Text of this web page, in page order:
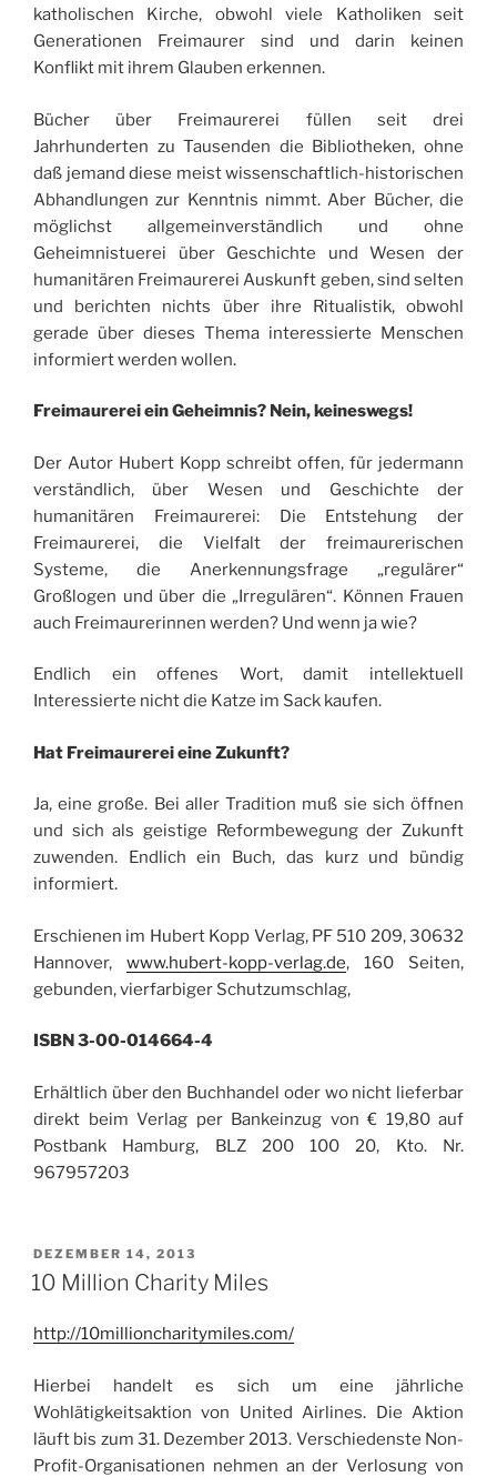
katholischen Kirche, obwohl viele Katholiken seit
Generationen Freimaurer sind und darin keinen
Konflikt mit ihrem Glauben erkennen.
Bücher über Freimaurerei füllen seit drei
Jahrhunderten zu Tausenden die Bibliotheken, ohne
daß jemand diese meist wissenschaftlich-historischen
Abhandlungen zur Kenntnis nimmt. Aber Bücher, die
möglichst allgemeinverständlich und ohne
Geheimnistuerei über Geschichte und Wesen der
humanitären Freimaurerei Auskunft geben, sind selten
und berichten nichts über ihre Ritualistik, obwohl
gerade über dieses Thema interessierte Menschen
informiert werden wollen.
Freimaurerei ein Geheimnis? Nein, keineswegs!
Der Autor Hubert Kopp schreibt offen, für jedermann
verständlich, über Wesen und Geschichte der
humanitären Freimaurerei: Die Entstehung der
Freimaurerei, die Vielfalt der freimaurerischen
Systeme, die Anerkennungsfrage „regulärer“
Großlogen und über die „Irregulären“. Können Frauen
auch Freimaurerinnen werden? Und wenn ja wie?
Endlich ein offenes Wort, damit intellektuell
Interessierte nicht die Katze im Sack kaufen.
Hat Freimaurerei eine Zukunft?
Ja, eine große. Bei aller Tradition muß sie sich öffnen
und sich als geistige Reformbewegung der Zukunft
zuwenden. Endlich ein Buch, das kurz und bündig
informiert.
Erschienen im Hubert Kopp Verlag, PF 510 209, 30632
Hannover, www.hubert-kopp-verlag.de, 160 Seiten,
gebunden, vierfarbiger Schutzumschlag,
ISBN 3-00-014664-4
Erhältlich über den Buchhandel oder wo nicht lieferbar
direkt beim Verlag per Bankeinzug von € 19,80 auf
Postbank Hamburg, BLZ 200 100 20, Kto. Nr.
967957203
VERÖFFENTLICHT
AM
DEZEMBER 14, 2013
10 Million Charity Miles
http://10millioncharitymiles.com/
Hierbei handelt es sich um eine jährliche
Wohlätigkeitsaktion von United Airlines. Die Aktion
läuft bis zum 31. Dezember 2013. Verschiedenste Non-
Profit-Organisationen nehmen an der Verlosung von